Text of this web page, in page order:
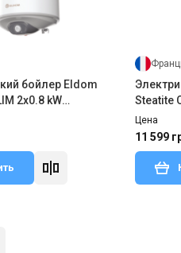
бойлер Eldom
2x0.8 kW
Steatite
Цена
11 599